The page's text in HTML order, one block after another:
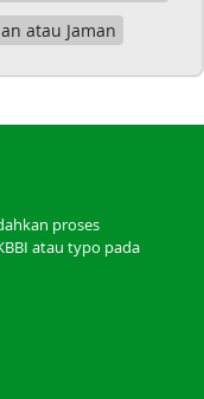
atau Jaman
proses
atau typo pada